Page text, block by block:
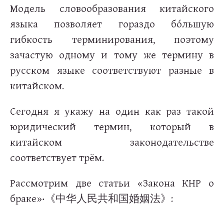
Модель словообразования китайского
языка позволяет гораздо бо́льшую
гибкость терминирования, поэтому
зачастую одному и тому же термину в
русском языке соответствуют разные в
китайском.
Сегодня я укажу на один как раз такой
юридический термин, который в
китайском законодательстве
соответствует трём.
Рассмотрим две статьи «Закона КНР о
браке»‧ 《中华人民共和国婚姻法》 :